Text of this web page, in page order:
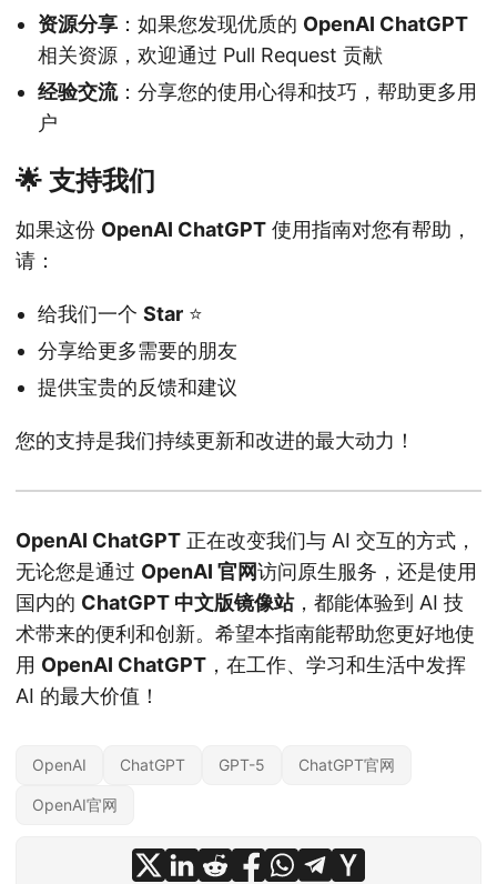
资源分享 ：如果您发现优质的 OpenAI ChatGPT
相关资源，欢迎通过 Pull Request 贡献
经验交流：分享您的使用心得和技巧，帮助更多用
户
🌟 支持我们
如果这份 OpenAI ChatGPT 使用指南对您有帮助，
请：
给我们一个 Star ⭐
分享给更多需要的朋友
提供宝贵的反馈和建议
您的支持是我们持续更新和改进的最大动力！
OpenAI ChatGPT 正在改变我们与 AI 交互的方式，
无论您是通过 OpenAI 官网访问原生服务，还是使用
国内的 ChatGPT 中文版镜像站，都能体验到 AI 技
术带来的便利和创新。希望本指南能帮助您更好地使
用 OpenAI ChatGPT ，在工作、学习和生活中发挥
AI 的最大价值！
OpenAI ChatGPT GPT-5 ChatGPT官网
OpenAI官网